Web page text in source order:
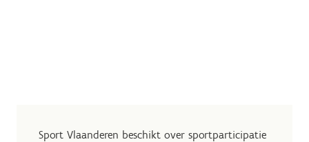
Sport Vlaanderen beschikt over sportparticipatie